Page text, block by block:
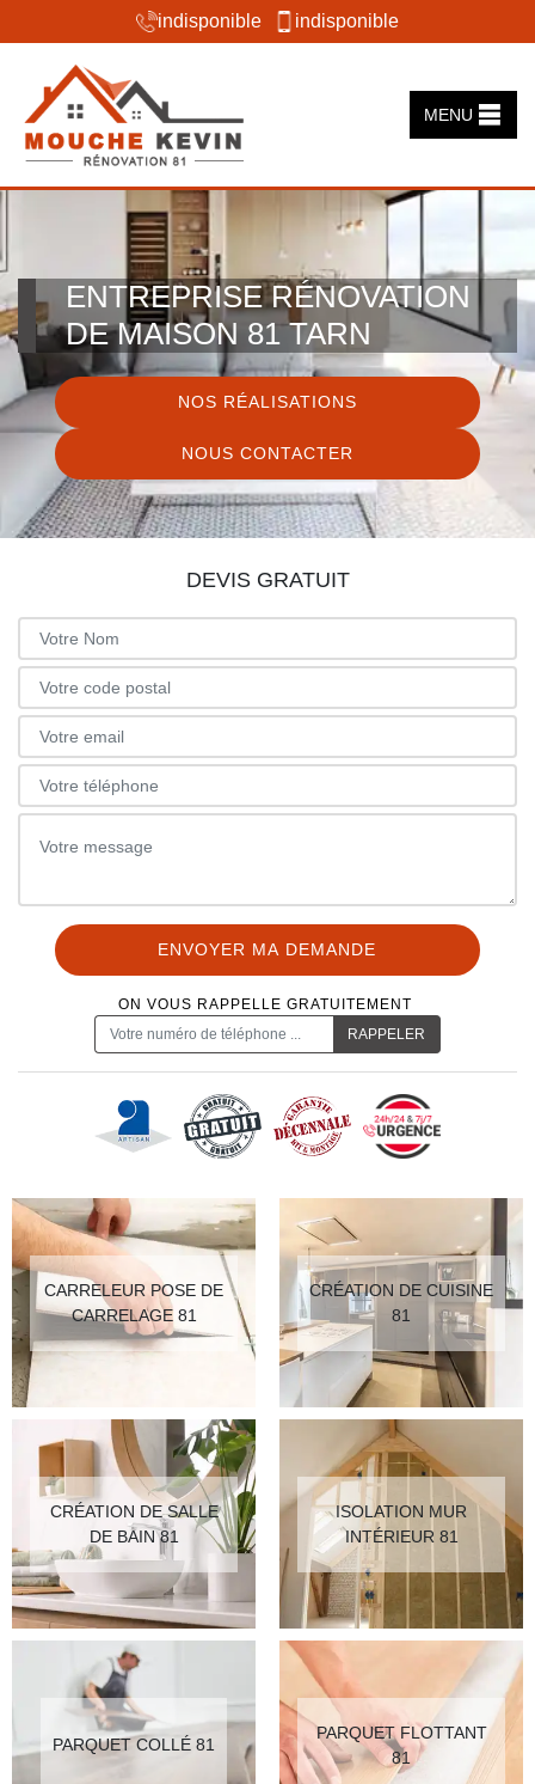
indisponible indisponible
MENU
ENTREPRISE RÉNOVATION
DE MAISON 81 TARN
NOS RÉALISATIONS
NOUS CONTACTER
DEVIS GRATUIT
ON VOUS RAPPELLE GRATUITEMENT
CARRELEUR POSE DE
CARRELAGE 81
CRÉATION DE CUISINE
81
CRÉATION DE SALLE
DE BAIN 81
ISOLATION MUR
INTÉRIEUR 81
PARQUET COLLÉ 81
PARQUET FLOTTANT
81